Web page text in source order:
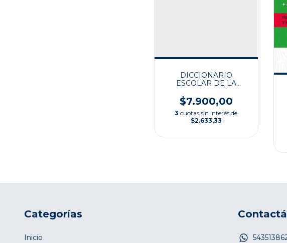
DICCIONARIO
ESCOLAR DE LA
$7.900,00
3 cuotas sin interés de
$2.633,33
Categorías
Inicio